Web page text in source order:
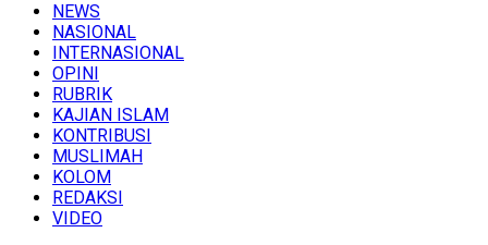
NEWS
NASIONAL
INTERNASIONAL
OPINI
RUBRIK
KAJIAN ISLAM
KONTRIBUSI
MUSLIMAH
KOLOM
REDAKSI
VIDEO